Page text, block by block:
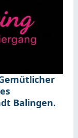
Balingen.